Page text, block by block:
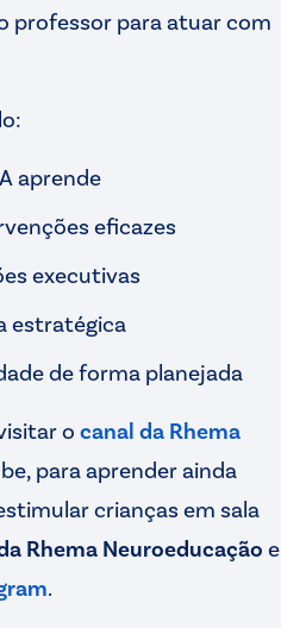
professor para atuar com
aprende
eficazes
executivas
estratégica
de forma planejada
o canal da Rhema
para aprender ainda
crianças em sala
Rhema Neuroeducação e
.